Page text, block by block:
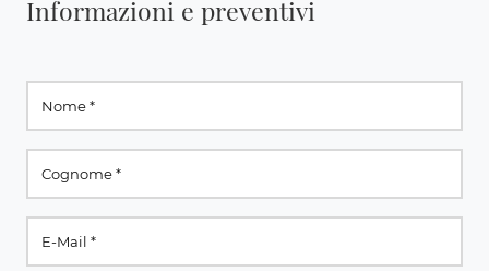
Informazioni e preventivi